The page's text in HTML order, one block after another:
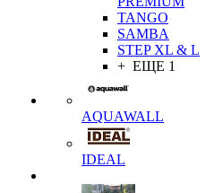
TANGO
SAMBA
STEP XL & L
+ ЕЩЕ 1
AQUAWALL
IDEAL